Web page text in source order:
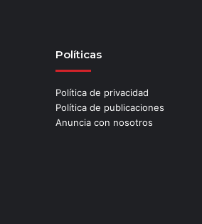
Políticas
Política de privacidad
Política de publicaciones
Anuncia con nosotros